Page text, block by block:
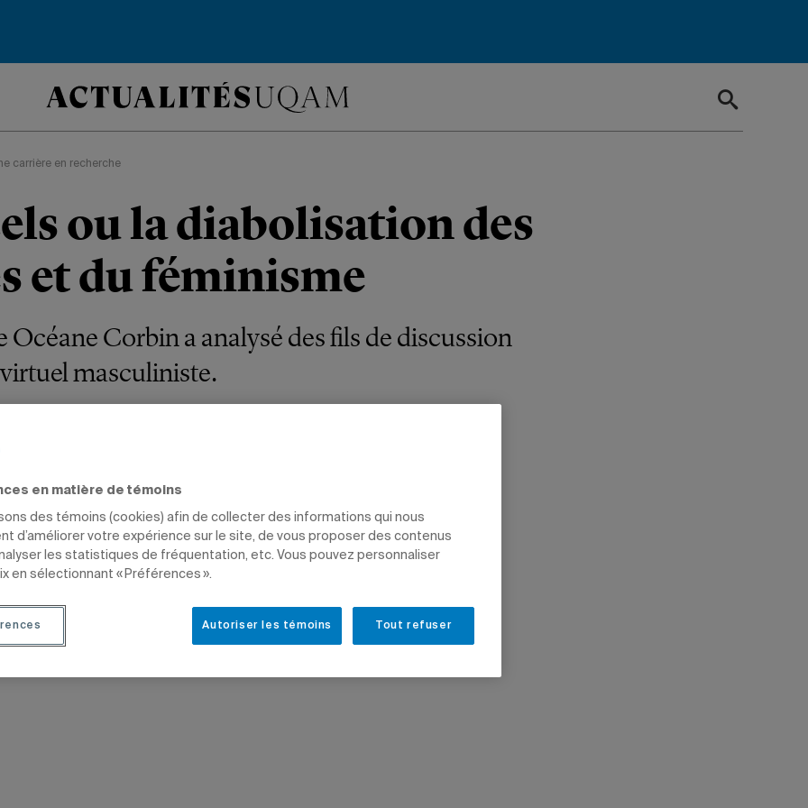
carrière en recherche
ou la diabolisation des
et du féminisme
Corbin a analysé des fils de discussion
masculiniste.
recherche
ÉTUDIANTS
en matière de témoins
des témoins (cookies) afin de collecter des informations qui nous
d’améliorer votre expérience sur le site, de vous proposer des contenus
les statistiques de fréquentation, etc. Vous pouvez personnaliser
en sélectionnant « Préférences ».
Tout refuser
Autoriser les témoins